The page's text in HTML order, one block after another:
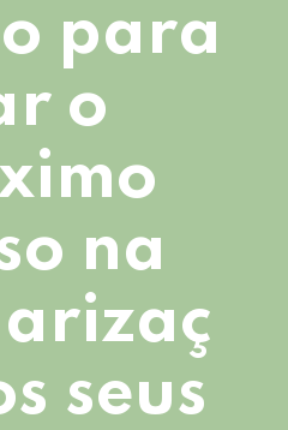
para
o
na
seus